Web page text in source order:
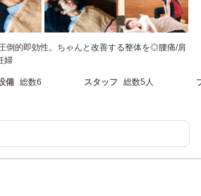
倒的即効性。ちゃんと改善する整体を◎腰痛/肩
婦
備 総数6 スタッフ 総数5人